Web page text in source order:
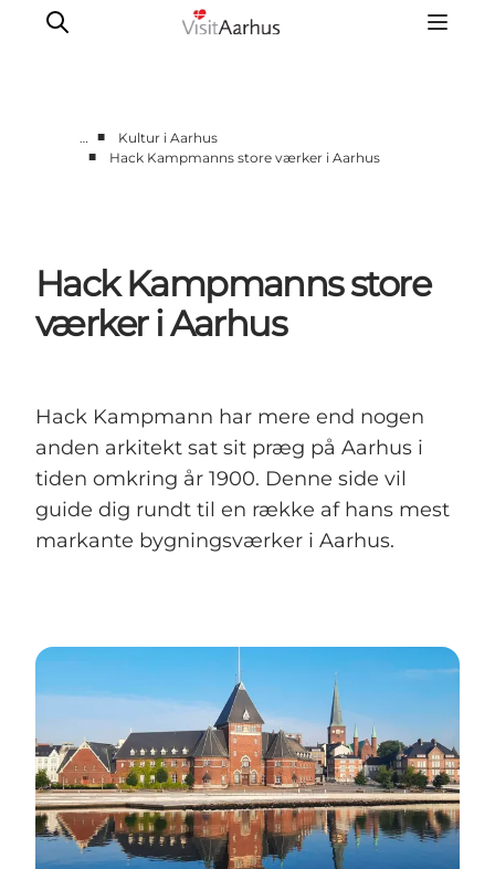
Randers
Silkeborg
Viborg
… ■
Kultur i Aarhus
■
Hack Kampmanns store værker i Aarhus
Hack Kampmanns store
værker i Aarhus
Hack Kampmann har mere end nogen
anden arkitekt sat sit præg på Aarhus i
tiden omkring år 1900. Denne side vil
guide dig rundt til en række af hans mest
markante bygningsværker i Aarhus.